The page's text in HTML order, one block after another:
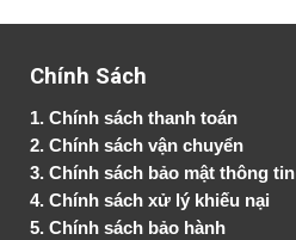
Chính Sách
1.Chính sách thanh toán
2.Chính sách vận chuyển
3. Chính sách bảo mật thông tin
4.Chính sách xử lý khiếu nại
5.Chính sách bảo hành